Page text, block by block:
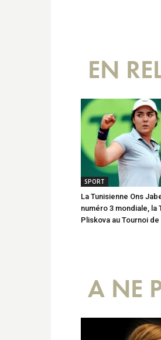
EN
SPORT
La Tunisienne Ons
numéro 3 mondiale, la
Pliskova au Tournoi de
A NE